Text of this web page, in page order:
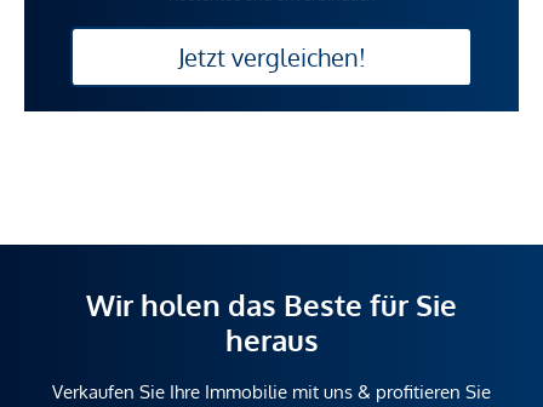
Jetzt vergleichen!
Wir holen das Beste für Sie
heraus
Verkaufen Sie Ihre Immobilie mit uns & profitieren Sie